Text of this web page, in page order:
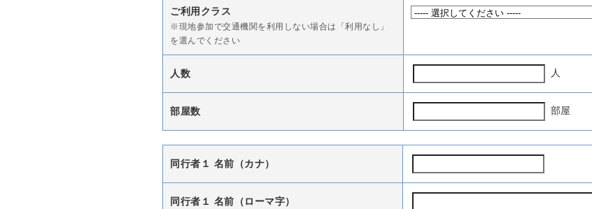
ご利用クラス
※現地参加で交通機関を利用しない場合は「利用なし」
を選んでください
人数 人
部屋数 部屋
同行者１ 名前（カナ）
同行者１ 名前（ローマ字）